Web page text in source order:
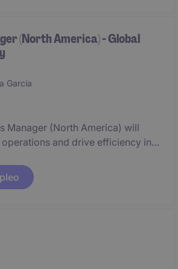
(North America) - Global
García
Manager (North America) will
and drive efficiency in
on optimizing processes and
coordination across the logistics